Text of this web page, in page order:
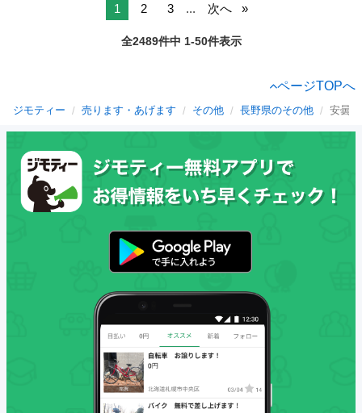
1 2 3 ... 次へ
全2489件中 1-50件表示
ページTOPへ
ジモティー 売ります・あげます その他 長野県のその他 安曇